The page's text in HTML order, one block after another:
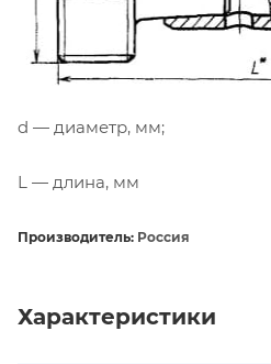
d — диаметр, мм;
L — длина, мм
Производитель: Россия
Характеристики